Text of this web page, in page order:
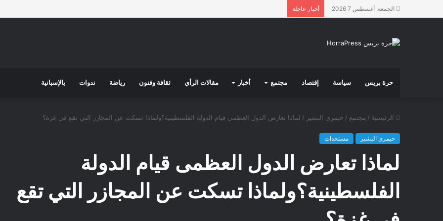
الجمعة, أغسطس 7 2026 أخبار عاجلة
حرة بريس سياسة إقتصاد مجتمع أخبار مقالات الرأي ثقافة وفنون رياضة ندوات بالإسبانية
الرئيسية / مجتمع / حيمري البشير / لماذا تعارض الدول العظمى قيام الدولة الفلسطينية؟ولماذا تسكت عن المجازر التي تقع في غزة؟
حيمري البشير مستجدات
لماذا تعارض الدول العظمى قيام الدولة
الفلسطينية؟ولماذا تسكت عن المجازر التي تقع